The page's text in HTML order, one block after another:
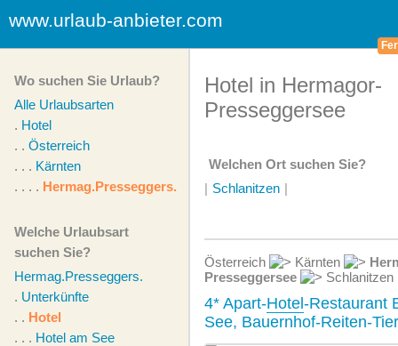
www.urlaub-anbieter.com
Wo suchen Sie Urlaub?
Alle Urlaubsarten
. Hotel
. . Österreich
. . . Kärnten
. . . . Hermag.Presseggers.
Welche Urlaubsart
suchen Sie?
Hermag.Presseggers.
. Unterkünfte
. . Hotel
. . . Hotel am See
Hotel in Hermagor-
Presseggersee
Welchen Ort suchen Sie?
| Schlanitzen |
Österreich Kärnten
Presseggersee
Schlanitzen
4* Apart-Hotel -Restaurant
See, Bauernhof-Reiten-